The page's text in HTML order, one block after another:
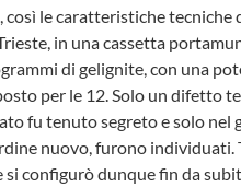
le caratteristiche
in una cassetta
di gelignite, con una
per le 12. Solo un difetto
fu tenuto segreto e solo
nuovo, furono individuati.
configurò dunque fin da